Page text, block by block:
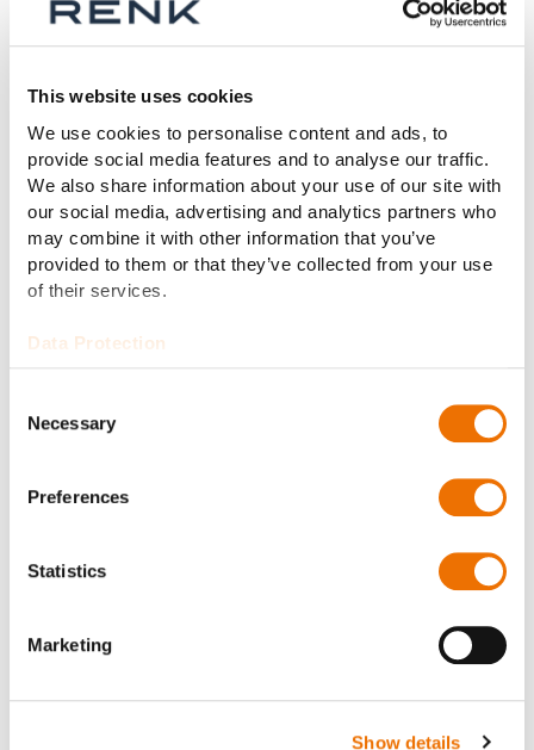
This website uses cookies
We use cookies to personalise content and ads, to
provide social media features and to analyse our traffic.
We also share information about your use of our site with
our social media, advertising and analytics partners who
may combine it with other information that you’ve
provided to them or that they’ve collected from your use
of their services.
Data Protection
Selection
Necessary
Preferences
Statistics
Marketing
Show details
kompletten Leistungsbereich vielfältige Optionen wie
besonders geräuscharmes Design, auch mit
Antriebsmaschinen, Schocksicherheit und Flutbarkeit.
Der Lieferumfang wird durch vielfältige
Zusatzausstattung rund um die Antriebsanlage
ergänzt. Wahlweise sind Seekühlwasserkomponenten,
Wellenbrems- und -drehvorrichtungen und externe
Drucklager im Paket erhältlich.
Downloads
RENK - Marine propulsion systems (7.2 MB)